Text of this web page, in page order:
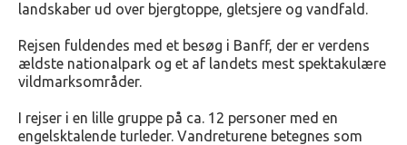
landskaber ud over bjergtoppe, gletsjere og vandfald.
Rejsen fuldendes med et besøg i Banff, der er verdens
ældste nationalpark og et af landets mest spektakulære
vildmarksområder.
I rejser i en lille gruppe på ca. 12 personer med en
engelsktalende turleder. Vandreturene betegnes som